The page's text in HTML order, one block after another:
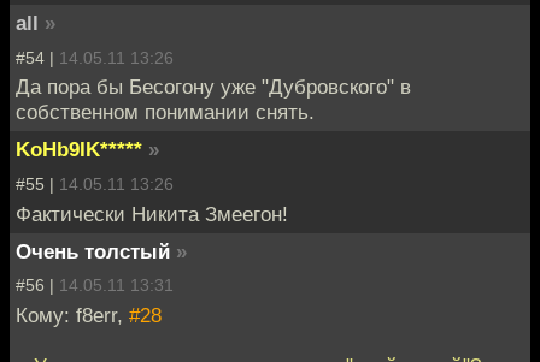
all »
#54 | 14.05.11 13:26
Да пора бы Бесогону уже "Дубровского" в
собственном понимании снять.
KoHb9IK***** »
#55 | 14.05.11 13:26
Фактически Никита Змеегон!
Очень толстый »
#56 | 14.05.11 13:31
Кому: f8err, #28